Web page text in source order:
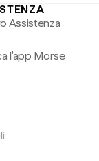
Assistenza
l'app Morse